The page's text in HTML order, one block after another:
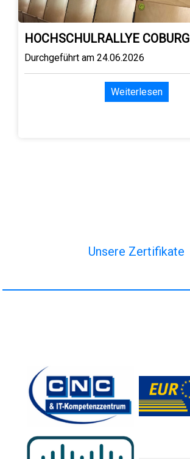
HOCHSCHULRALLYE COBURG
Durchgeführt am 24.06.2026
Weiterlesen
Unsere Zertifikate